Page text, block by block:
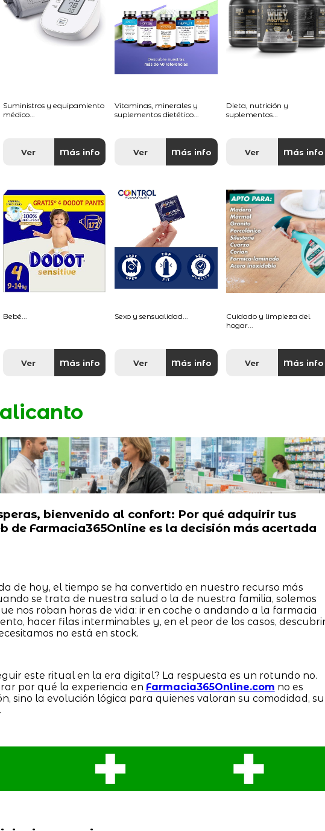
Suministros y equipamiento
médico...
Ver Más info
Vitaminas, minerales y
suplementos dietético...
Ver Más info
Dieta, nutrición y
suplementos...
Ver Más info
Bebé...
Ver Más info
Sexo y sensualidad...
Ver Más info
Cuidado y limpieza del
hogar...
Ver Más info
bienvenido al confort: Por qué adquirir tus
de Farmacia365Online es la decisión más acertada
de hoy, el tiempo se ha convertido en nuestro recurso más
se trata de nuestra salud o la de nuestra familia, solemos
nos roban horas de vida: ir en coche o andando a la farmacia
hacer filas interminables y, en el peor de los casos, descubrir
no está en stock.
este ritual en la era digital? La respuesta es un rotundo no.
por qué la experiencia en Farmacia365Online.com no es
sino la evolución lógica para quienes valoran su comodidad, su